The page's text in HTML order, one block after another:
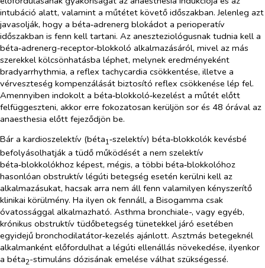
intubáció alatt, valamint a műtétet követő időszakban. Jelenleg azt
javasolják, hogy a béta‑adrenerg blokádot a perioperatív
időszakban is fenn kell tartani. Az aneszteziológusnak tudnia kell a
béta‑adrenerg-receptor‑blokkoló alkalmazásáról, mivel az más
szerekkel kölcsönhatásba léphet, melynek eredményeként
bradyarrhythmia, a reflex tachycardia csökkentése, illetve a
vérveszteség kompenzálását biztosító reflex csökkenése lép fel.
Amennyiben indokolt a béta‑blokkoló‑kezelést a műtét előtt
felfüggeszteni, akkor erre fokozatosan kerüljön sor és 48 órával az
anaesthesia előtt fejeződjön be.
Bár a kardioszelektív (béta1‑szelektív) béta‑blokkolók kevésbé
befolyásolhatják a tüdő működését a nem szelektív
béta‑blokkolókhoz képest, mégis, a többi béta‑blokkolóhoz
hasonlóan obstruktív légúti betegség esetén kerülni kell az
alkalmazásukat, hacsak arra nem áll fenn valamilyen kényszerítő
klinikai körülmény. Ha ilyen ok fennáll, a Bisogamma csak
óvatossággal alkalmazható. Asthma bronchiale-, vagy egyéb,
krónikus obstruktív tüdőbetegség tünetekkel járó esetében
egyidejű bronchodilatátor‑kezelés ajánlott. Asztmás betegeknél
alkalmanként előfordulhat a légúti ellenállás növekedése, ilyenkor
a béta2-stimuláns dózisának emelése válhat szükségessé.